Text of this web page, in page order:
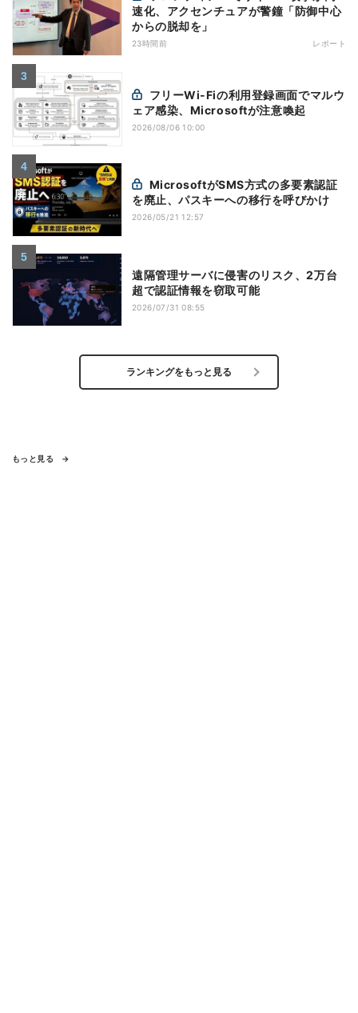
速化、アクセンチュアが警鐘「防御中心
からの脱却を」
23時間前 レポート
ェア感染、Microsoftが注意喚起
2026/08/06 10:00
を廃止、パスキーへの移行を呼びかけ
2026/05/21 12:57
遠隔管理サーバに侵害のリスク、2万台
超で認証情報を窃取可能
2026/07/31 08:55
ランキングをもっと見る
もっと見る